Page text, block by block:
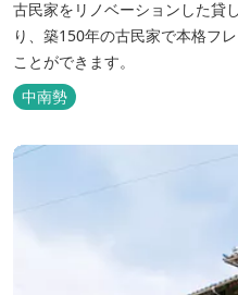
古民家をリノベーションした貸
り、築150年の古民家で本格フ
ことができます。
中南勢